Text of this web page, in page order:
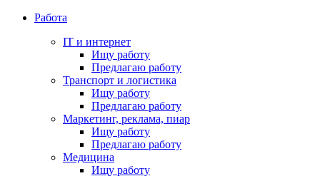
Работа
IT и интернет
Ищу работу
Предлагаю работу
Транспорт и логистика
Ищу работу
Предлагаю работу
Маркетинг, реклама, пиар
Ищу работу
Предлагаю работу
Медицина
Ищу работу